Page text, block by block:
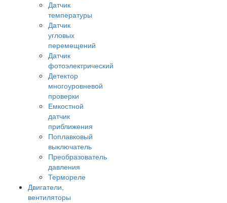
Датчик
температуры
Датчик
угловых
перемещений
Датчик
фотоэлектрический
Детектор
многоуровневой
проверки
Емкостной
датчик
приближения
Поплавковый
выключатель
Преобразователь
давления
Термореле
Двигатели,
вентиляторы